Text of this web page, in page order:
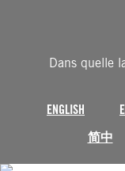
Dans quelle
ENGLISH
简中